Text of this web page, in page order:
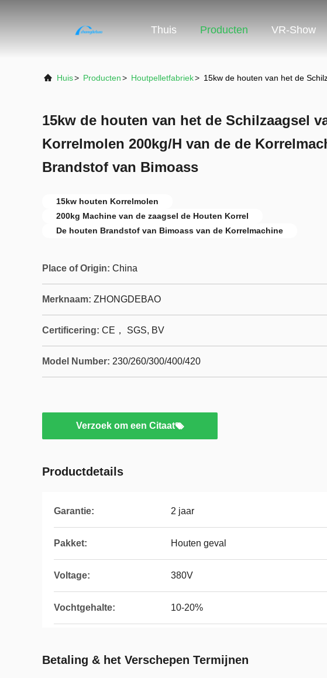
Thuis Producten VR-Show
Huis> Producten> Houtpelletfabriek> 15kw de houten van het de
15kw de houten van het de Schilzaagsel
Korrelmolen 200kg/H van de de
Brandstof van Bimoass
15kw houten Korrelmolen
200kg Machine van de zaagsel de Houten Korrel
De houten Brandstof van Bimoass van de Korrelmachine
Place of Origin: China
Merknaam: ZHONGDEBAO
Certificering: CE， SGS, BV
Model Number: 230/260/300/400/420
Verzoek om een Citaat
Productdetails
Garantie: 2 jaar
Pakket: Houten geval
Voltage: 380V
Vochtgehalte: 10-20%
Betaling & het Verschepen Termijnen